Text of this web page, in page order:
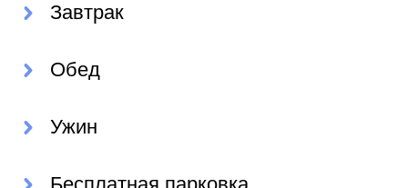
Завтрак
Обед
Ужин